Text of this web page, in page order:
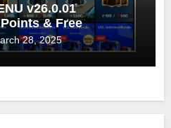
v26.0.01
& Free
MOD 2025
28, 2025